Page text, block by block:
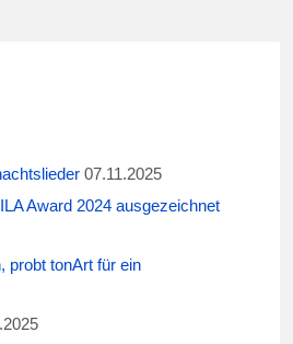
07.11.2025
Award 2024 ausgezeichnet
probt tonArt für ein